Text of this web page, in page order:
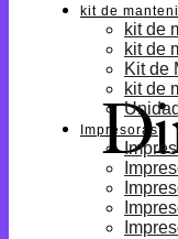
kit de
kit de
kit de
Kit de
kit de
Impresoras